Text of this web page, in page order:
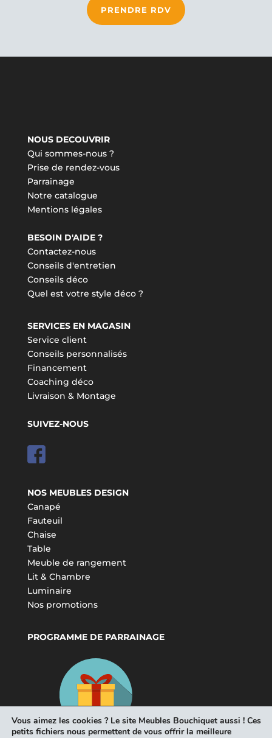
PRENDRE RDV
NOUS DECOUVRIR
Qui sommes-nous ?
Prise de rendez-vous
Parrainage
Notre catalogue
Mentions légales
BESOIN D'AIDE ?
Contactez-nous
Conseils d'entretien
Conseils déco
Quel est votre style déco ?
SERVICES EN MAGASIN
Service client
Conseils personnalisés
Financement
Coaching déco
Livraison & Montage
SUIVEZ-NOUS
NOS MEUBLES DESIGN
Canapé
Fauteuil
Chaise
Table
Meuble de rangement
Lit & Chambre
Luminaire
Nos promotions
PROGRAMME DE PARRAINAGE
Vous aimez les cookies ? Le site Meubles Bouchiquet aussi ! Ces
petits fichiers nous permettent de vous offrir la meilleure